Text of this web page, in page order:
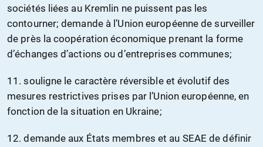
sociétés liées au Kremlin ne puissent pas les
contourner; demande à l’Union européenne de surveiller
de près la coopération économique prenant la forme
d’échanges d’actions ou d’entreprises communes;
11. souligne le caractère réversible et évolutif des
mesures restrictives prises par l’Union européenne, en
fonction de la situation en Ukraine;
12. demande aux États membres et au SEAE de définir